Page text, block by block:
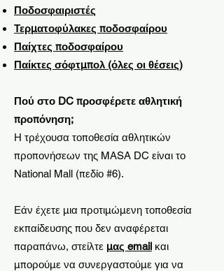
Ποδοσφαιριστές
Τερματοφύλακες ποδοσφαίρου
Παίχτες ποδοσφαίρου
Παίκτες σόφτμπολ (όλες οι θέσεις)
Πού στο DC προσφέρετε αθλητική
προπόνηση;
Η τρέχουσα τοποθεσία αθλητικών
προπονήσεων της MASA DC είναι το
National Mall (πεδίο #6).
Εάν έχετε μια προτιμώμενη τοποθεσία
εκπαίδευσης που δεν αναφέρεται
παραπάνω, στείλτε μας email και
μπορούμε να συνεργαστούμε για να